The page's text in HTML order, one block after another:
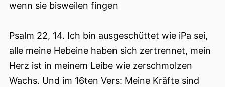
wenn sie bisweilen fingen
Psalm 22, 14. Ich bin ausgeschüttet wie iPa sei,
alle meine Hebeine haben sich zertrennet, mein
Herz ist in meinem Leibe wie zerschmolzen
Wachs. Und im 16ten Vers: Meine Kräfte sind